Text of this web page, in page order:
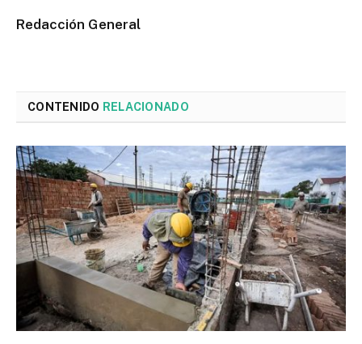
Redacción General
CONTENIDO RELACIONADO